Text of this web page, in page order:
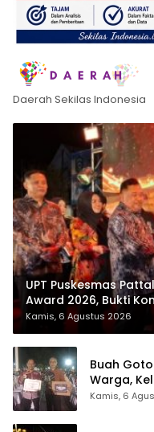
Daerah Sekilas Indonesia
UPT Puskesmas
Award 2026, Bukti
Kesehatan Berkualitas
Kamis, 6 Agustus 2026
Buah
Warga,
Takalar
Kamis, 6